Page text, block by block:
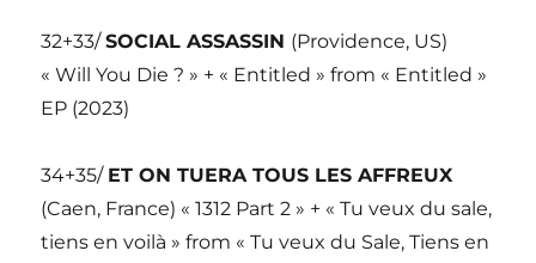
32+33/SOCIAL ASSASSIN (Providence, US)
« Will You Die ? » + « Entitled » from « Entitled »
EP (2023)
34+35/ ET ON TUERA TOUS LES AFFREUX
(Caen, France) « 1312 Part 2 » + « Tu veux du sale,
tiens en voilà » from « Tu veux du Sale, Tiens en